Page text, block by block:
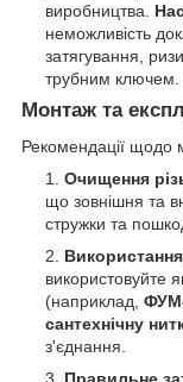
виробництва.
неможливість
затягування,
трубним ключем.
Монтаж та
Рекомендації щодо
Очищення
що зовнішня та
стружки та
використовуйте
(наприклад, ФУМ-
сантехнічну
з'єднання.